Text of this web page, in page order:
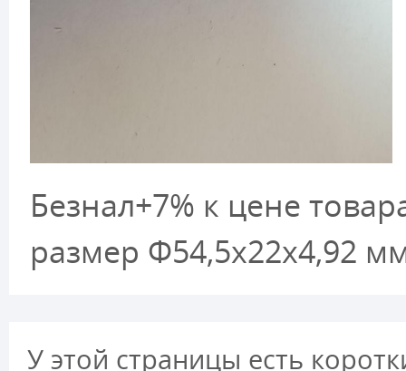
Безнал+7% к цене
размер Ф54,5х22х4,92
У этой страницы есть